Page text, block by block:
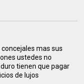
mas sus
ustedes no
tienen que pagar
de lujos